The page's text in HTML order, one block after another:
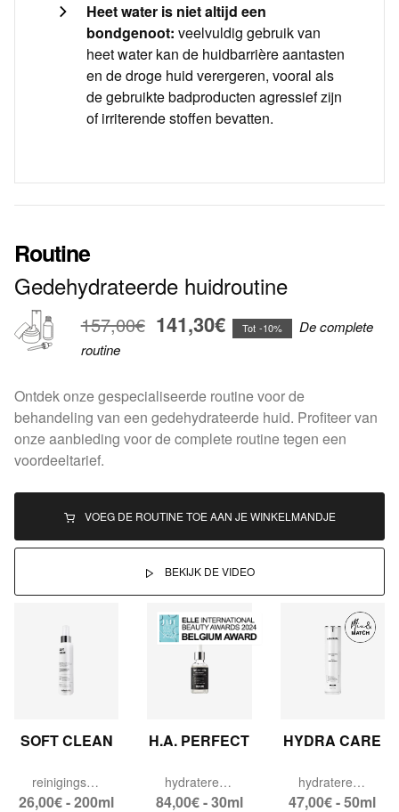
Heet water is niet altijd een
bondgenoot: veelvuldig gebruik van
heet water kan de huidbarrière aantasten
en de droge huid verergeren, vooral als
de gebruikte badproducten agressief zijn
of irriterende stoffen bevatten.
Routine
Gedehydrateerde huidroutine
157,00€ 141,30€ Tot -10%
De complete
routine
Ontdek onze gespecialiseerde routine voor de
behandeling van een gedehydrateerde huid. Profiteer van
onze aanbieding voor de complete routine tegen een
voordeeltarief.
VOEG DE ROUTINE TOE AAN JE WINKELMANDJE
BEKIJK DE VIDEO
SOFT CLEAN
reinigingsmelk.
26,00€ - 200ml
H.A. PERFECT
hydraterend & anti-aging serum.
84,00€ - 30ml
HYDRA CARE
hydraterende dagcrème.
47,00€ - 50ml